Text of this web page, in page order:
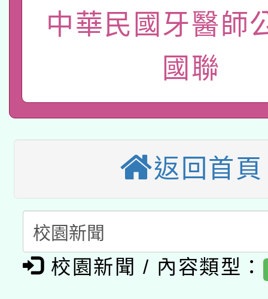
業技術研究院辦理「
用水績優單位及節水達
115年8月22日(星期六
開 智慧啟航」
2026年桃園地景藝術
本校115學年度第2次
招甄選結果公告(無人
招)
適應運動共學行動站研
本館辦理115年度閱讀
暨閱讀推動專業研習
科技賦能─人工智慧
礎課程
A3數位素養講師名單
「數位內容與教學軟體
pilot」
有關大陸委員會函釋公
薪期間赴陸應申請許可
轉知經濟部水利署委託
中華民國牙醫師
國聯
返回首頁
校園新聞 / 內容類型：